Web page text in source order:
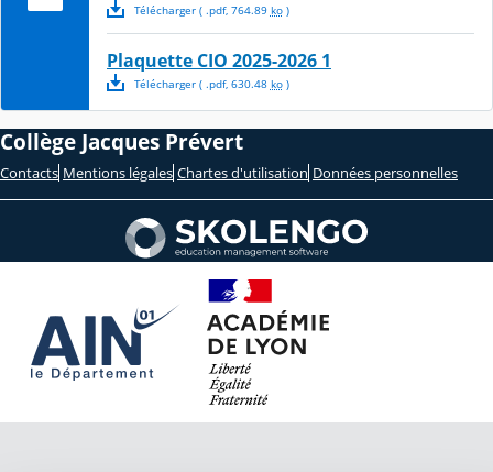
Télécharger( .pdf, 764.89 ko)
Plaquette CIO 2025-2026 1
Télécharger( .pdf, 630.48 ko)
Collège Jacques Prévert
Contacts Mentions légales Chartes d'utilisation Données personnelles